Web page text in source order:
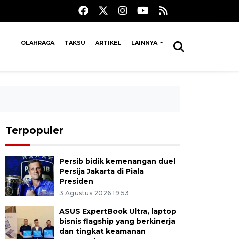
OLAHRAGA TAKSU ARTIKEL LAINNYA
Terpopuler
Persib bidik kemenangan duel
Persija Jakarta di Piala
Presiden
3 Agustus 2026 19:53
ASUS ExpertBook Ultra, laptop
bisnis flagship yang berkinerja
dan tingkat keamanan